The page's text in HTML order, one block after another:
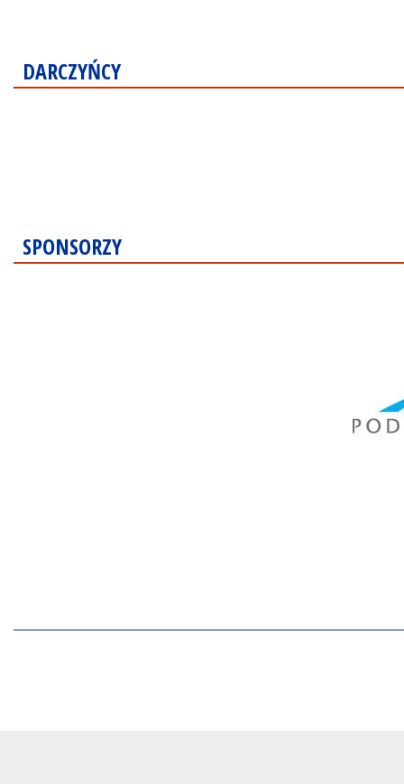
DARCZYŃCY
SPONSORZY